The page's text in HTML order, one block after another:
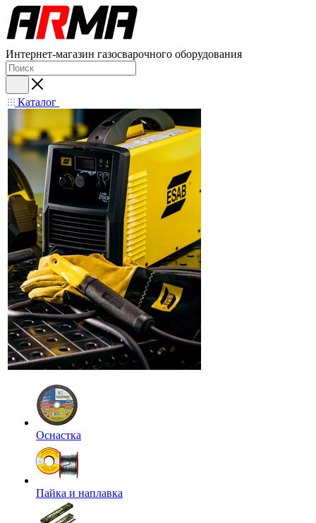
Интернет-магазин газосварочного оборудования
Каталог
Оснастка
Пайка и наплавка